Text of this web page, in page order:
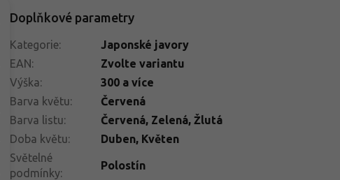
Doplňkové parametry
Kategorie:
Japonské javory
EAN:
Zvolte variantu
Výška:
300 a více
Barva květu:
Červená
Barva listu:
Červená, Zelená, Žlutá
Doba květu: Duben, Květen
Světelné
podmínky:
Polostín